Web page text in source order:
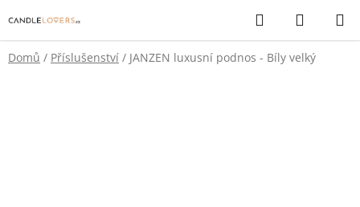
na
obsah
Hledat
KOŠÍK
Domů / Příslušenství / JANZEN luxusní podnos - Bíly velký